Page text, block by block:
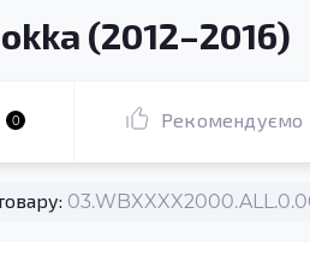
(2012–2016)
0 Рекомендуємо